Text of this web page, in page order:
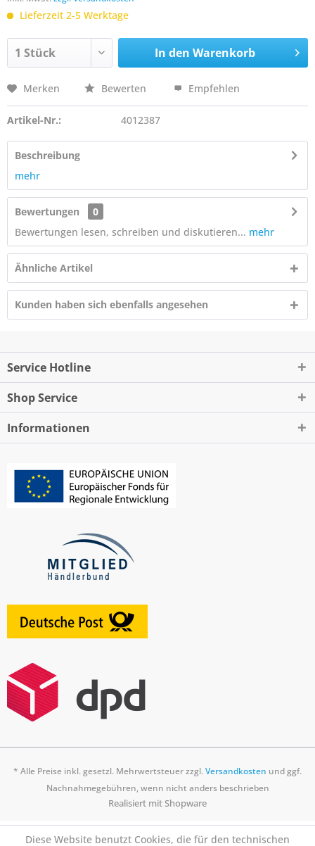
Lieferzeit 2-5 Werktage
In den Warenkorb
Merken Bewerten Empfehlen
Artikel-Nr.: 4012387
Beschreibung
mehr
Bewertungen
0
Bewertungen lesen, schreiben und diskutieren... mehr
Ähnliche Artikel
Kunden haben sich ebenfalls angesehen
Service Hotline
Shop Service
Informationen
* Alle Preise inkl. gesetzl. Mehrwertsteuer zzgl.Versandkosten und ggf.
Nachnahmegebühren, wenn nicht anders beschrieben
Realisiert mit Shopware
Diese Website benutzt Cookies, die für den technischen